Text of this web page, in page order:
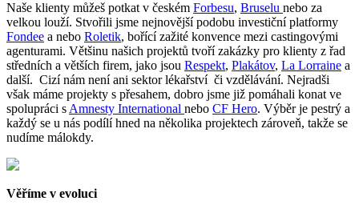
Naše klienty můžeš potkat v českém Forbesu, Bruselu nebo za
velkou louží. Stvořili jsme nejnovější podobu investiční platformy
Fondee a nebo Roletik, bořící zažité konvence mezi castingovými
agenturami. Většinu našich projektů tvoří zakázky pro klienty z řad
středních a větších firem, jako jsou Respekt, Plakátov, La Lorraine a
další. Cizí nám není ani sektor lékařství či vzdělávání. Nejradši
však máme projekty s přesahem, dobro jsme již pomáhali konat ve
spolupráci s Amnesty International nebo CF Hero. Výběr je pestrý a
každý se u nás podílí hned na několika projektech zároveň, takže se
nudíme málokdy.
Věříme v evoluci